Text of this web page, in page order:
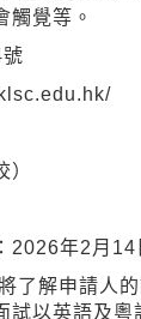
觸覺等。
2026年2月
了解申請人
試以英語及粵